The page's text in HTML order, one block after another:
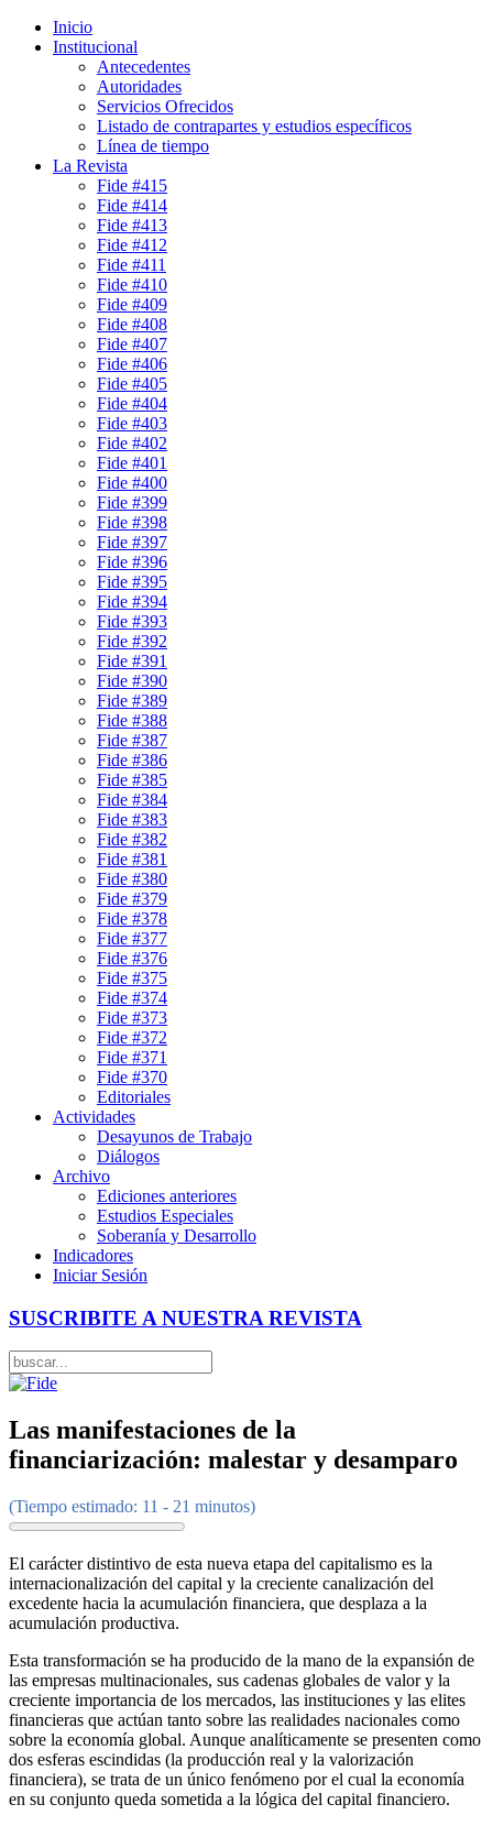
Inicio
Institucional
Antecedentes
Autoridades
Servicios Ofrecidos
Listado de contrapartes y estudios específicos
Línea de tiempo
La Revista
Fide #415
Fide #414
Fide #413
Fide #412
Fide #411
Fide #410
Fide #409
Fide #408
Fide #407
Fide #406
Fide #405
Fide #404
Fide #403
Fide #402
Fide #401
Fide #400
Fide #399
Fide #398
Fide #397
Fide #396
Fide #395
Fide #394
Fide #393
Fide #392
Fide #391
Fide #390
Fide #389
Fide #388
Fide #387
Fide #386
Fide #385
Fide #384
Fide #383
Fide #382
Fide #381
Fide #380
Fide #379
Fide #378
Fide #377
Fide #376
Fide #375
Fide #374
Fide #373
Fide #372
Fide #371
Fide #370
Editoriales
Actividades
Desayunos de Trabajo
Diálogos
Archivo
Ediciones anteriores
Estudios Especiales
Soberanía y Desarrollo
Indicadores
Iniciar Sesión
SUSCRIBITE A NUESTRA REVISTA
Las manifestaciones de la
financiarización: malestar y desamparo
(Tiempo estimado: 11 - 21 minutos)
El carácter distintivo de esta nueva etapa del capitalismo es la
internacionalización del capital y la creciente canalización del
excedente hacia la acumulación financiera, que desplaza a la
acumulación productiva.
Esta transformación se ha producido de la mano de la expansión de
las empresas multinacionales, sus cadenas globales de valor y la
creciente importancia de los mercados, las instituciones y las elites
financieras que actúan tanto sobre las realidades nacionales como
sobre la economía global. Aunque analíticamente se presenten como
dos esferas escindidas (la producción real y la valorización
financiera), se trata de un único fenómeno por el cual la economía
en su conjunto queda sometida a la lógica del capital financiero.